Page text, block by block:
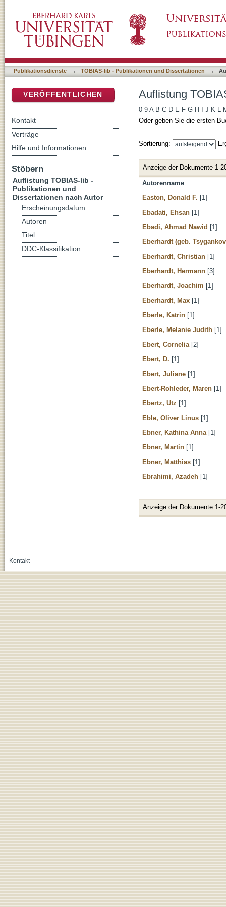
Publikationsdienste → TOBIAS-lib - Publikationen und Dissertationen →
Auflistung
0-9 A B C D E F G H J K L
Oder geben Sie die ersten
Sortierung:
Anzeige der Dokumente 1-
Autorenname
Easton, Donald F. [1]
Ebadati, Ehsan [1]
Ebadi, Ahmad Nawid [1]
Eberhardt (geb.
Eberhardt, Christian [1]
Eberhardt, Hermann [3]
Eberhardt, Joachim [1]
Eberhardt, Max [1]
Eberle, Katrin [1]
Eberle, Melanie Judith [1]
Ebert, Cornelia [2]
Ebert, D. [1]
Ebert, Juliane [1]
Ebert-Rohleder, Maren [1]
Ebertz, Utz [1]
Eble, Oliver Linus [1]
Ebner, Kathina Anna [1]
Ebner, Martin [1]
Ebner, Matthias [1]
Ebrahimi, Azadeh [1]
Anzeige der Dokumente 1-
VERÖFFENTLICHEN
Kontakt
Verträge
Hilfe und Informationen
Stöbern
Auflistung TOBIAS-lib -
Publikationen und
Dissertationen nach Autor
Erscheinungsdatum
Autoren
Titel
DDC-Klassifikation
Kontakt